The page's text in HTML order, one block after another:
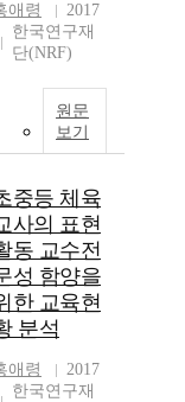
애령
2017
한국연구재
단(NRF)
원문
보기
중등 체육
사의 표현
동 교수전
성 함양을
한 교육현
분석
애령
2017
한국연구재